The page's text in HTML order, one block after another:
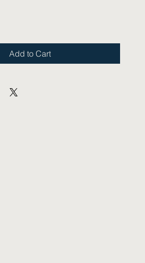
Add to Cart